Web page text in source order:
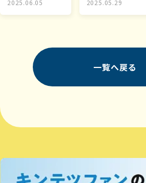
2025.06.05 2025.05.29
一覧へ戻る